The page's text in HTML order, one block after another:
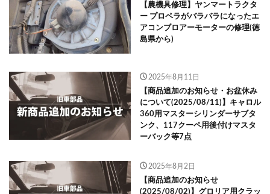
【農機具修理】ヤンマートラクタ
ー プロペラがバラバラになったエ
アコンブロアーモーターの修理(徳
島県から)
2025年8月11日
【商品追加のお知らせ・お盆休み
について(2025/08/11)】キャロル
360用マスターシリンダーサブタ
ンク、117クーペ用後付けマスタ
ーバック等7点
2025年8月2日
【商品追加のお知らせ
(2025/08/02)】グロリア用クラッ